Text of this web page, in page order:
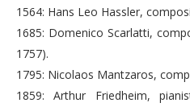
1564: Hans Leo Hassler,
1685: Domenico Scarlatti,
1757).
1795: Nicolaos Mantzaros,
1859: Arthur Friedheim,